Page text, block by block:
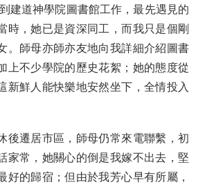
建道神學院圖書館工作，最先遇見的
時，她已是資深同工，而我只是個剛
。師母亦師亦友地向我詳細介紹圖書
上不少學院的歷史花絮；她的態度從
新鮮人能快樂地安然坐下，全情投入
後遷居市區，師母仍常來電聯繫，初
家常，她關心的倒是我嫁不出去，堅
好的歸宿；但由於我芳心早有所屬，